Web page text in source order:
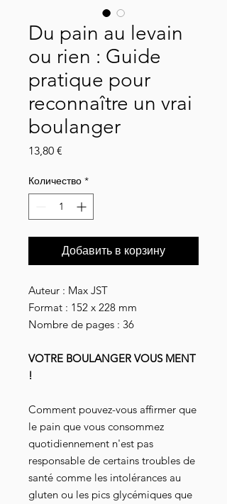
Du pain au levain
ou rien : Guide
pratique pour
reconnaître un vrai
boulanger
13,80 €
Количество *
Добавить в корзину
Auteur : Max JST
Format : 152 x 228 mm
Nombre de pages : 36
VOTRE BOULANGER VOUS MENT
!
Comment pouvez-vous affirmer que
le pain que vous consommez
quotidiennement n'est pas
responsable de certains troubles de
santé comme les intolérances au
gluten ou les pics glycémiques que